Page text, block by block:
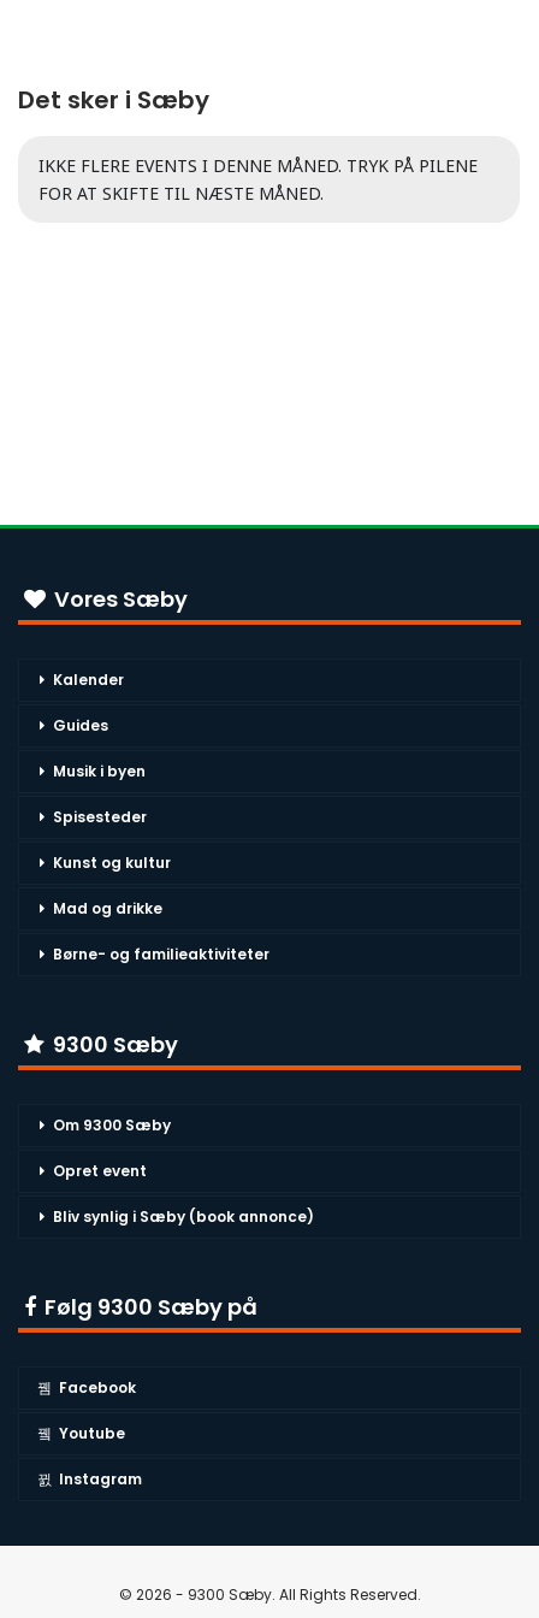
Det sker i Sæby
IKKE FLERE EVENTS I DENNE MÅNED. TRYK PÅ PILENE
FOR AT SKIFTE TIL NÆSTE MÅNED.
Vores Sæby
Kalender
Guides
Musik i byen
Spisesteder
Kunst og kultur
Mad og drikke
Børne- og familieaktiviteter
9300 Sæby
Om 9300 Sæby
Opret event
Bliv synlig i Sæby (book annonce)
Følg 9300 Sæby på
Facebook
Youtube
Instagram
© 2026 - 9300 Sæby. All Rights Reserved.